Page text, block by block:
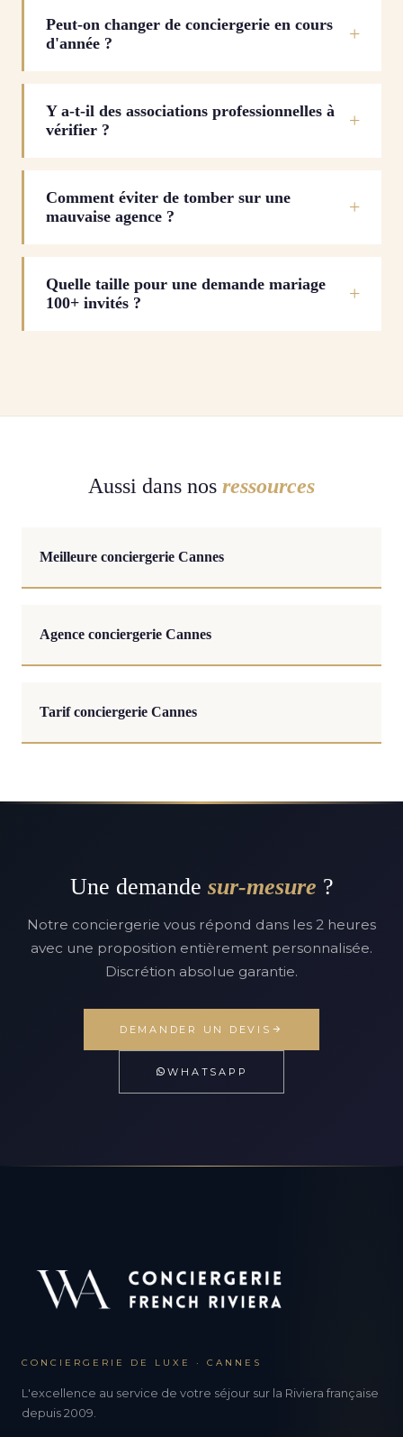
Peut-on changer de conciergerie en cours
d'année ?
Y a-t-il des associations professionnelles à
vérifier ?
Comment éviter de tomber sur une
mauvaise agence ?
Quelle taille pour une demande mariage
100+ invités ?
Aussi dans nos ressources
Meilleure conciergerie Cannes
Agence conciergerie Cannes
Tarif conciergerie Cannes
Une demande sur-mesure ?
Notre conciergerie vous répond dans les 2 heures
avec une proposition entièrement personnalisée.
Discrétion absolue garantie.
DEMANDER UN DEVIS
WHATSAPP
CONCIERGERIE DE LUXE · CANNES
L'excellence au service de votre séjour sur la Riviera française
depuis 2009.